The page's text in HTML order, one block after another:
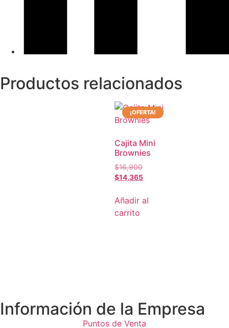
Productos relacionados
¡OFERTA!
Cajita Mini
Brownies
$16,900
$14,365
Añadir al
carrito
Información de la Empresa
Puntos de Venta